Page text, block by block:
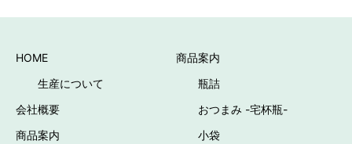
HOME
生産について
会社概要
商品案内
商品案内
瓶詰
おつまみ -宅杯瓶-
小袋